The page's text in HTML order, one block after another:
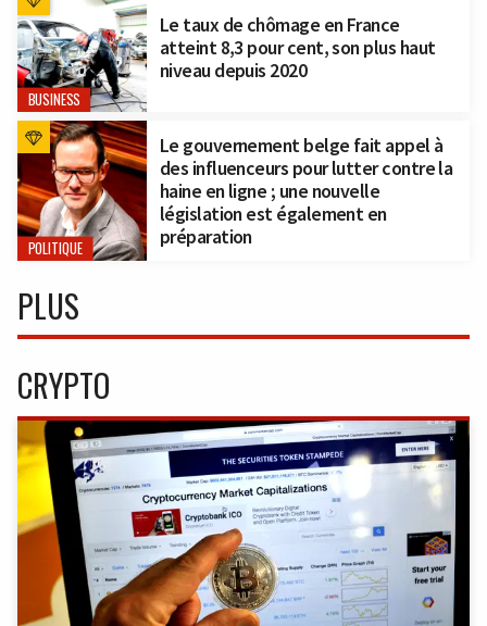
BUSINESS
Le taux de chômage en France
atteint 8,3 pour cent, son plus haut
niveau depuis 2020
POLITIQUE
Le gouvernement belge fait appel à
des influenceurs pour lutter contre la
haine en ligne ; une nouvelle
législation est également en
préparation
PLUS
CRYPTO